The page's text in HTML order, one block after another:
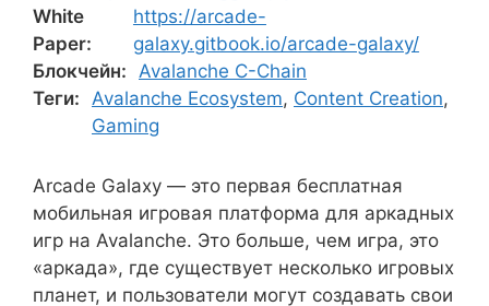
White
Paper:
https://arcade-
galaxy.gitbook.io/arcade-galaxy/
Блокчейн: Avalanche C-Chain
Теги: Avalanche Ecosystem, Content Creation,
Gaming
Arcade Galaxy — это первая бесплатная
мобильная игровая платформа для аркадных
игр на Avalanche. Это больше, чем игра, это
«аркада», где существует несколько игровых
планет, и пользователи могут создавать свои